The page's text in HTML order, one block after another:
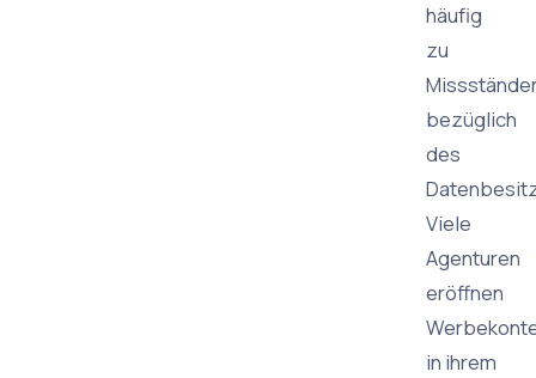
häufig
zu
bezüglich
des
Viele
Agenturen
eröffnen
in ihrem